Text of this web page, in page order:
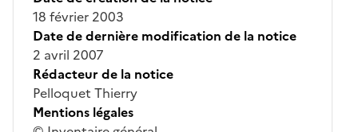
18 février 2003
Date de dernière modification de la notice
2 avril 2007
Rédacteur de la notice
Pelloquet Thierry
Mentions légales